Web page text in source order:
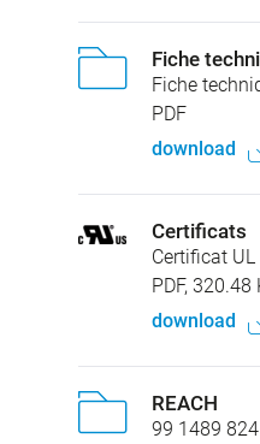
Fiche
Fiche
PDF
download
Certificats
Certificat UL
PDF, 320.48
download
REACH
99 1489